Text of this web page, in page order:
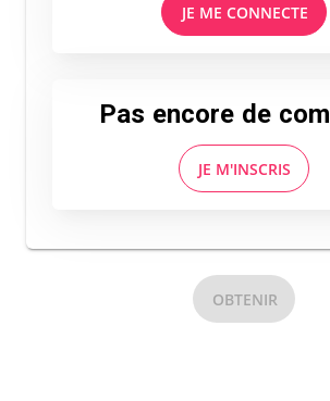
JE ME CONNECTE
Pas encore de
JE M'INSCRIS
OBTENIR